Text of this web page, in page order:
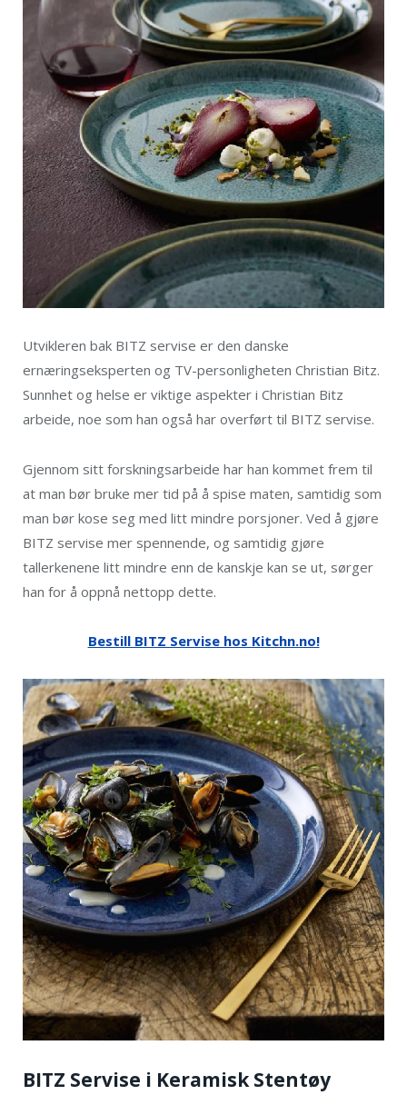
Utvikleren bak BITZ servise er den danske
ernæringseksperten og TV-personligheten Christian Bitz.
Sunnhet og helse er viktige aspekter i Christian Bitz
arbeide, noe som han også har overført til BITZ servise.
Gjennom sitt forskningsarbeide har han kommet frem til
at man bør bruke mer tid på å spise maten, samtidig som
man bør kose seg med litt mindre porsjoner. Ved å gjøre
BITZ servise mer spennende, og samtidig gjøre
tallerkenene litt mindre enn de kanskje kan se ut, sørger
han for å oppnå nettopp dette.
Bestill BITZ Servise hos Kitchn.no!
BITZ Servise i Keramisk Stentøy